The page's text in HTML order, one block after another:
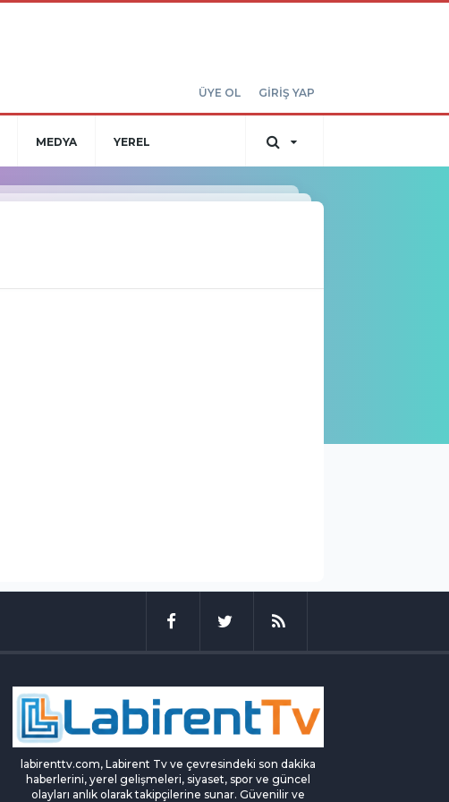
ÜYE OL GİRİŞ YAP
MEDYA YEREL
labirenttv.com, Labirent Tv ve çevresindeki son dakika
haberlerini, yerel gelişmeleri, siyaset, spor ve güncel
olayları anlık olarak takipçilerine sunar. Güvenilir ve